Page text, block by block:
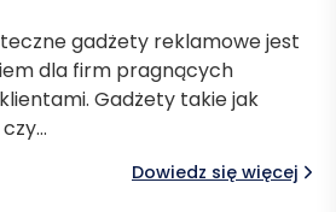
gadżety reklamowe jest
dla firm pragnących
Gadżety takie jak
Dowiedz się więcej